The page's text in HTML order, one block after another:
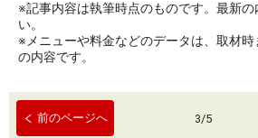
※記事内容は執筆時点のものです。最新の
い。
※メニューや料金などのデータは、取材
の内容です。
前のページへ 3/5